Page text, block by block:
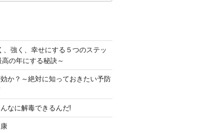
強く、幸せにする５つのステッ
の年にする秘訣～
か？～絶対に知っておきたい予防
なに解毒できるんだ!